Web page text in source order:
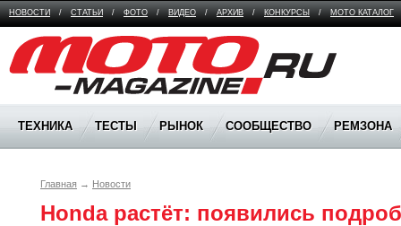
НОВОСТИ / СТАТЬИ / ФОТО / ВИДЕО / АРХИВ / КОНКУРСЫ / МОТО КАТАЛОГ
Moto Magazine
ТЕХНИКА ТЕСТЫ РЫНОК СООБЩЕСТВО РЕМЗОНА
Главная → Новости
Honda растёт: появились